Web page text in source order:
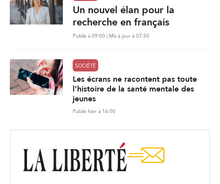
Un nouvel élan pour la
recherche en français
Publié à 09:00 | Mis à jour à 07:50
SOCIÉTÉ
Les écrans ne racontent pas toute
l’histoire de la santé mentale des
jeunes
Publié hier à 16:00